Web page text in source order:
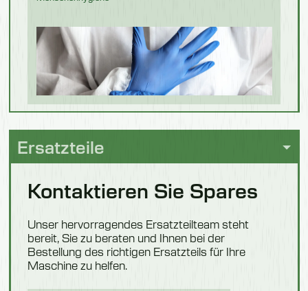
Geflügel und
Fleisch
Bäckerei
Ersatzteile
Kontaktieren Sie Spares
Unser hervorragendes Ersatzteilteam steht
bereit, Sie zu beraten und Ihnen bei der
Bestellung des richtigen Ersatzteils für Ihre
Maschine zu helfen.